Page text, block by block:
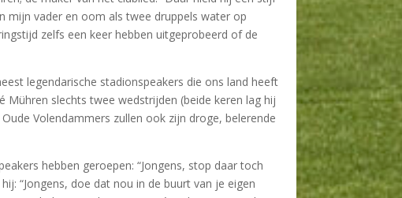
mijn vader en oom als twee druppels water op
zelfs een keer hebben uitgeprobeerd of de
legendarische stadionspeakers die ons land heeft
Mühren slechts twee wedstrijden (beide keren lag hij
Volendammers zullen ook zijn droge, belerende
hebben geroepen: “Jongens, stop daar toch
“Jongens, doe dat nou in de buurt van je eigen